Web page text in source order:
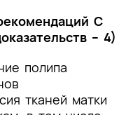
С
– 4)
полипа
тканей матки